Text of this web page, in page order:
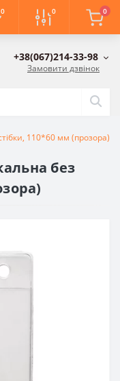
0 0 0
+38(067)214-33-98
Замовити дзвінок
110*60 мм (прозора)
без